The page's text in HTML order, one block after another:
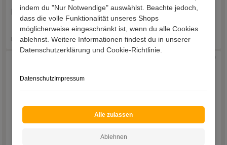
indem du "Nur Notwendige" auswählst. Beachte jedoch,
dass die volle Funktionalität unseres Shops
möglicherweise eingeschränkt ist, wenn du alle Cookies
ablehnst. Weitere Informationen findest du in unserer
Datenschutzerklärung und Cookie-Richtlinie.
DatenschutzImpressum
Alle zulassen
Ablehnen
Fernsehboard Izmael
Lieferzeit 33 - 43 Werktage
Fernsehlowboard Exeta
Lieferzeit 25 - 33 Werktage